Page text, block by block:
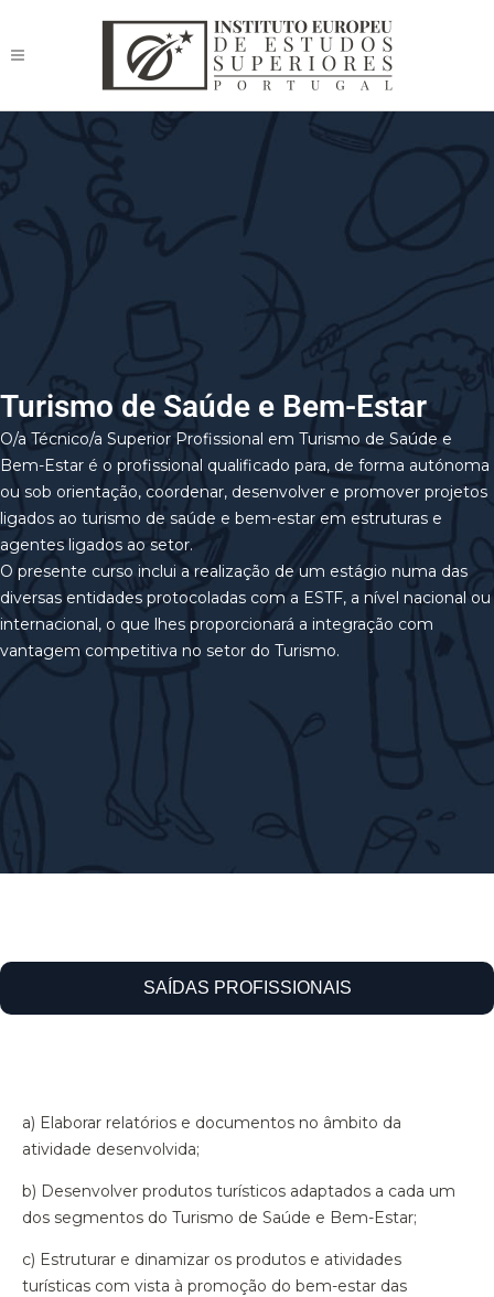
Turismo de Saúde e Bem-Estar
O/a Técnico/a Superior Profissional em Turismo de Saúde e
Bem-Estar é o profissional qualificado para, de forma autónoma
ou sob orientação, coordenar, desenvolver e promover projetos
ligados ao turismo de saúde e bem-estar em estruturas e
agentes ligados ao setor.
O presente curso inclui a realização de um estágio numa das
diversas entidades protocoladas com a ESTF, a nível nacional ou
internacional, o que lhes proporcionará a integração com
vantagem competitiva no setor do Turismo.
SAÍDAS PROFISSIONAIS
a) Elaborar relatórios e documentos no âmbito da
atividade desenvolvida;
b) Desenvolver produtos turísticos adaptados a cada um
dos segmentos do Turismo de Saúde e Bem-Estar;
c) Estruturar e dinamizar os produtos e atividades
turísticas com vista à promoção do bem-estar das